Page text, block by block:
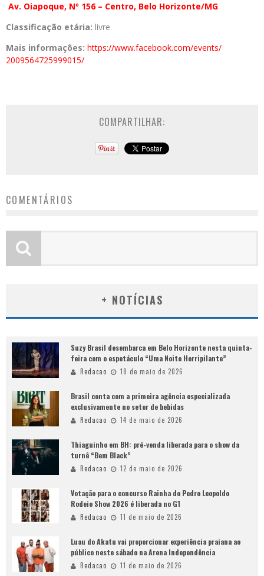
Av. Oiapoque, Nº 156 – Centro, Belo Horizonte/MG
Classificação etária: livre
Mais informações: https://www.facebook.com/events/
2009564725999015/
COMPARTILHAR:
COMENTÁRIOS
+ NOTÍCIAS
Suzy Brasil desembarca em Belo Horizonte nesta quinta-
feira com o espetáculo “Uma Noite Horripilante”
Redacao 18 de maio de 2026
Brasil conta com a primeira agência especializada
exclusivamente no setor de bebidas
Redacao 14 de maio de 2026
Thiaguinho em BH: pré-venda liberada para o show da
turnê “Bem Black”
Redacao 12 de maio de 2026
Votação para o concurso Rainha do Pedro Leopoldo
Rodeio Show 2026 é liberada no G1
Redacao 11 de maio de 2026
Luau do Akatu vai proporcionar experiência praiana ao
público neste sábado na Arena Independência
Redacao 11 de maio de 2026